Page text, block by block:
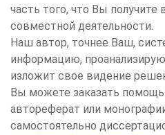
часть того, что Вы получите
совместной деятельности.
Наш автор, точнее Ваш,
информацию,
изложит свое видение
Вы можете заказать помощь
автореферат или
самостоятельно